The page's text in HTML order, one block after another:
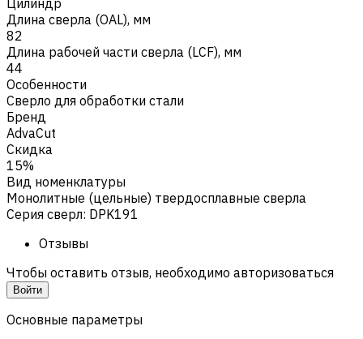
Длина сверла (OAL), мм
82
Длина рабочей части сверла (LCF), мм
44
Особенности
Сверло для обработки стали
Бренд
AdvaCut
Скидка
15%
Вид номенклатуры
Монолитные (цельные) твердосплавные сверла
Серия сверл: DPK191
Отзывы
Чтобы оставить отзыв, необходимо авторизоваться
Войти
Основные параметры